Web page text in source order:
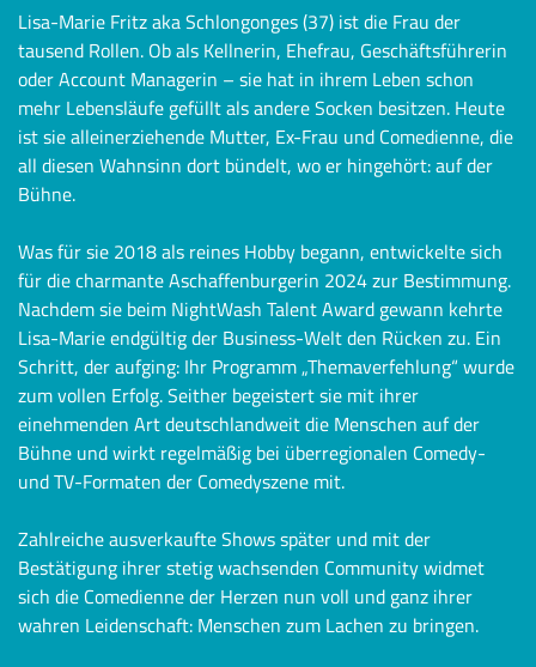
Lisa-Marie Fritz aka Schlongonges (37) ist die Frau der
tausend Rollen. Ob als Kellnerin, Ehefrau, Geschäftsführerin
oder Account Managerin – sie hat in ihrem Leben schon
mehr Lebensläufe gefüllt als andere Socken besitzen. Heute
ist sie alleinerziehende Mutter, Ex-Frau und Comedienne, die
all diesen Wahnsinn dort bündelt, wo er hingehört: auf der
Bühne.
Was für sie 2018 als reines Hobby begann, entwickelte sich
für die charmante Aschaffenburgerin 2024 zur Bestimmung.
Nachdem sie beim NightWash Talent Award gewann kehrte
Lisa-Marie endgültig der Business-Welt den Rücken zu. Ein
Schritt, der aufging: Ihr Programm „Themaverfehlung“ wurde
zum vollen Erfolg. Seither begeistert sie mit ihrer
einehmenden Art deutschlandweit die Menschen auf der
Bühne und wirkt regelmäßig bei überregionalen Comedy-
und TV-Formaten der Comedyszene mit.
Zahlreiche ausverkaufte Shows später und mit der
Bestätigung ihrer stetig wachsenden Community widmet
sich die Comedienne der Herzen nun voll und ganz ihrer
wahren Leidenschaft: Menschen zum Lachen zu bringen.